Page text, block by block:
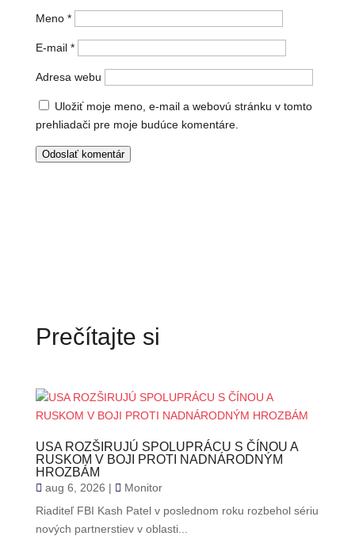
Meno *
E-mail *
Adresa webu
Uložiť moje meno, e-mail a webovú stránku v tomto
prehliadači pre moje budúce komentáre.
Odoslať komentár
Prečítajte si
USA ROZŠIRUJÚ SPOLUPRÁCU S ČÍNOU A
RUSKOM V BOJI PROTI NADNÁRODNÝM
HROZBÁM
aug 6, 2026 |
Monitor
Riaditeľ FBI Kash Patel v poslednom roku rozbehol sériu
nových partnerstiev v oblasti...